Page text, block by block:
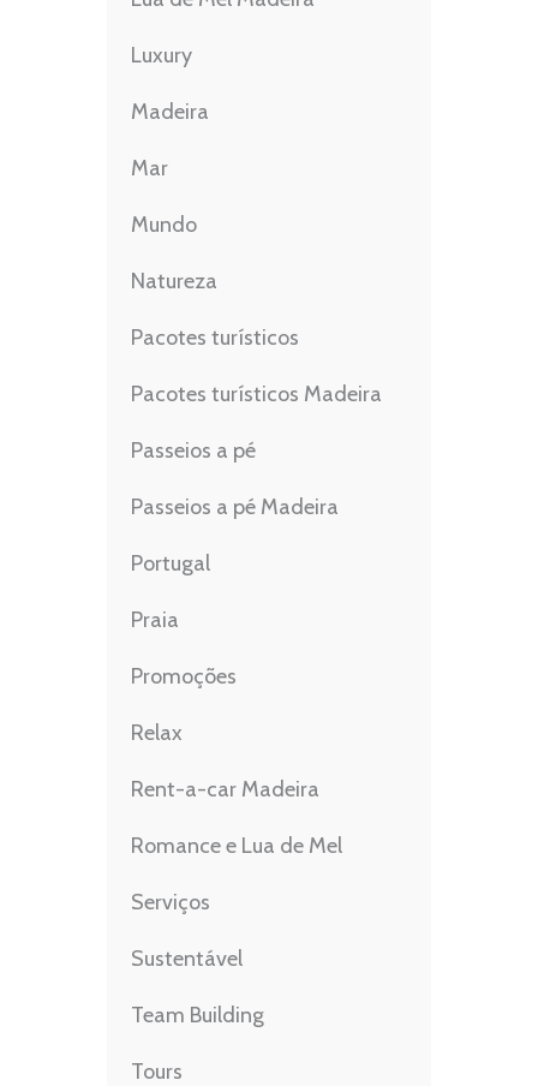
Luxury
Madeira
Mar
Mundo
Natureza
Pacotes turísticos
Pacotes turísticos Madeira
Passeios a pé
Passeios a pé Madeira
Portugal
Praia
Promoções
Relax
Rent-a-car Madeira
Romance e Lua de Mel
Serviços
Sustentável
Team Building
Tours